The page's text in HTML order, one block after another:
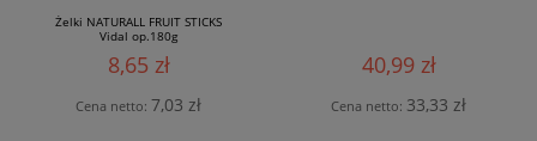
Żelki NATURALL FRUIT STICKS
Vidal op.180g
8,65 zł
Cena netto: 7,03 zł
40,99 zł
Cena netto: 33,33 zł